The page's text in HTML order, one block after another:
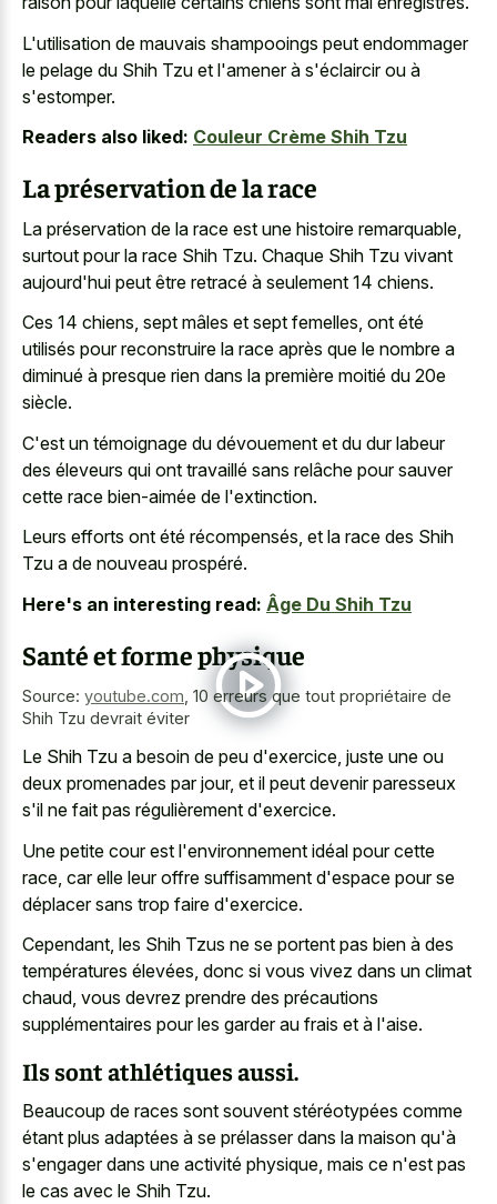
L'utilisation de mauvais shampooings peut endommager
le pelage du Shih Tzu et l'amener à s'éclaircir ou à
s'estomper.
Readers also liked: Couleur Crème Shih Tzu
La préservation de la race
La préservation de la race est une histoire remarquable,
surtout pour la race Shih Tzu. Chaque Shih Tzu vivant
aujourd'hui peut être retracé à seulement 14 chiens.
Ces 14 chiens, sept mâles et sept femelles, ont été
utilisés pour reconstruire la race après que le nombre a
diminué à presque rien dans la première moitié du 20e
siècle.
C'est un témoignage du dévouement et du dur labeur
des éleveurs qui ont travaillé sans relâche pour sauver
cette race bien-aimée de l'extinction.
Leurs efforts ont été récompensés, et la race des Shih
Tzu a de nouveau prospéré.
Here's an interesting read: Âge Du Shih Tzu
Santé et forme physique
Source: youtube.com 10 erreurs que tout propriétaire de
Shih Tzu devrait éviter
Le Shih Tzu a besoin de peu d'exercice, juste une ou
deux promenades par jour, et il peut devenir paresseux
s'il ne fait pas régulièrement d'exercice.
Une petite cour est l'environnement idéal pour cette
race, car elle leur offre suffisamment d'espace pour se
déplacer sans trop faire d'exercice.
Cependant, les Shih Tzus ne se portent pas bien à des
températures élevées, donc si vous vivez dans un climat
chaud, vous devrez prendre des précautions
supplémentaires pour les garder au frais et à l'aise.
Ils sont athlétiques aussi.
Beaucoup de races sont souvent stéréotypées comme
étant plus adaptées à se prélasser dans la maison qu'à
s'engager dans une activité physique, mais ce n'est pas
le cas avec le Shih Tzu.